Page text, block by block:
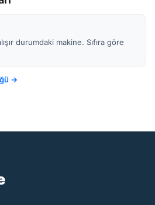
durumdaki makine. Sıfıra göre
→